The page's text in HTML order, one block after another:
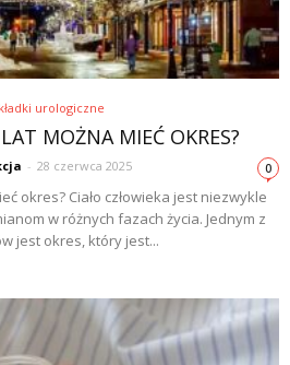
urologiczne
MOŻNA MIEĆ OKRES?
- 28 czerwca 2025 0
okres? Ciało człowieka jest niezwykle
w różnych fazach życia. Jednym z
jest okres, który jest...